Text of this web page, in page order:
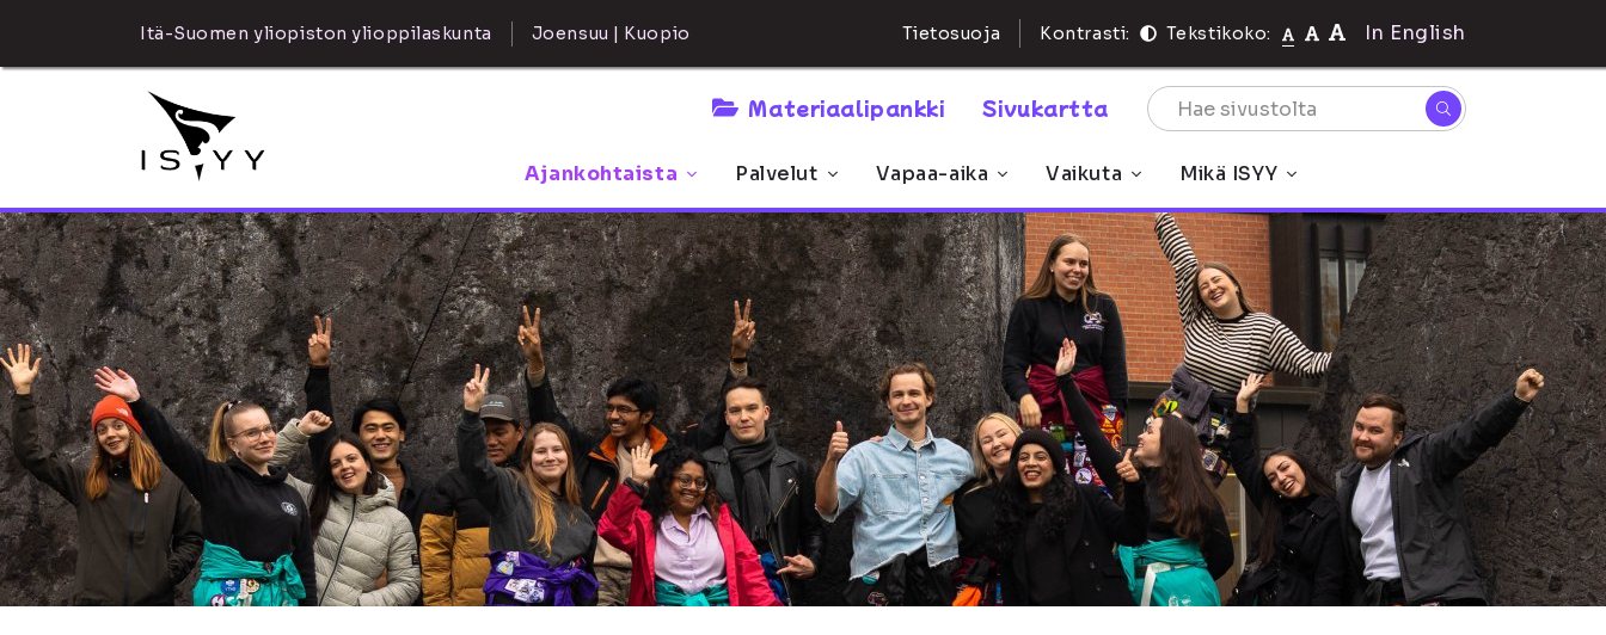
Itä-Suomen yliopiston ylioppilaskunta Joensuu | Kuopio Tietosuoja Kontrasti: Tekstikoko: In English
Materiaalipankki Sivukartta
Ajankohtaista Palvelut Vapaa-aika Vaikuta Mikä ISYY